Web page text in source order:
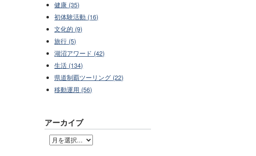
健康 (35)
初体験活動 (16)
文化的 (9)
旅行 (5)
湖沼アワード (42)
生活 (134)
県道制覇ツーリング (22)
移動運用 (56)
アーカイブ